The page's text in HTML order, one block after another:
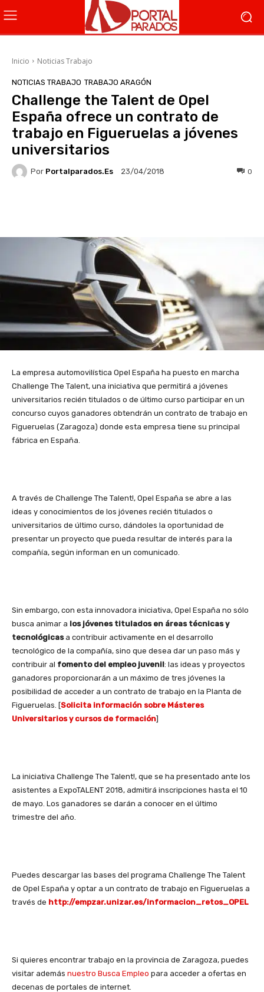
Inicio Noticias Trabajo
NOTICIAS TRABAJO TRABAJO ARAGÓN
Challenge the Talent de Opel
España ofrece un contrato de
trabajo en Figueruelas a jóvenes
universitarios
Por Portalparados.es 23/04/2018 0
La empresa automovilística Opel España ha puesto en marcha
Challenge The Talent, una iniciativa que permitirá a jóvenes
universitarios recién titulados o de último curso participar en un
concurso cuyos ganadores obtendrán un contrato de trabajo en
Figueruelas (Zaragoza) donde esta empresa tiene su principal
fábrica en España.
A través de Challenge The Talent!, Opel España se abre a las
ideas y conocimientos de los jóvenes recién titulados o
universitarios de último curso, dándoles la oportunidad de
presentar un proyecto que pueda resultar de interés para la
compañía, según informan en un comunicado.
Sin embargo, con esta innovadora iniciativa, Opel España no sólo
busca animar a los jóvenes titulados en áreas técnicas y
tecnológicasa contribuir activamente en el desarrollo
tecnológico de la compañía, sino que desea dar un paso más y
contribuir al fomento del empleo juvenil: las ideas y proyectos
ganadores proporcionarán a un máximo de tres jóvenes la
posibilidad de acceder a un contrato de trabajo en la Planta de
Figueruelas. [Solicita información sobre Másteres
Universitarios y cursos de formación]
La iniciativa Challenge The Talent!, que se ha presentado ante los
asistentes a ExpoTALENT 2018, admitirá inscripciones hasta el 10
de mayo. Los ganadores se darán a conocer en el último
trimestre del año.
Puedes descargar las bases del programa Challenge The Talent
de Opel España y optar a un contrato de trabajo en Figueruelas a
través de http://empzar.unizar.es/informacion_retos_OPEL
Si quieres encontrar trabajo en la provincia de Zaragoza, puedes
visitar además nuestro Busca Empleo para acceder a ofertas en
decenas de portales de internet.